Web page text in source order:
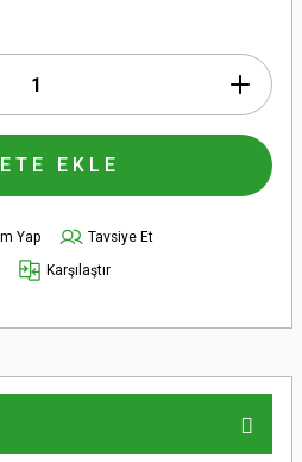
EKLE
Yap
Tavsiye Et
Karşılaştır